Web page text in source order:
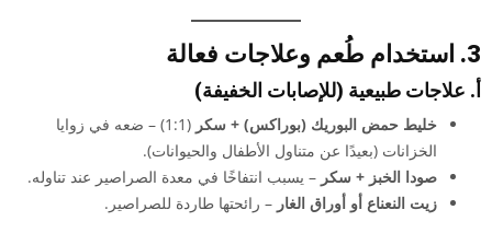
3. استخدام طُعم وعلاجات فعالة
أ. علاجات طبيعية (للإصابات الخفيفة)
خليط حمض البوريك (بوراكس) + سكر
(1:1) – ضعه في زوايا
الخزانات (بعيدًا عن متناول الأطفال والحيوانات).
صودا الخبز + سكر – يسبب انتفاخًا في معدة الصراصير عند تناوله.
زيت النعناع أو أوراق الغار – رائحتها طاردة للصراصير.